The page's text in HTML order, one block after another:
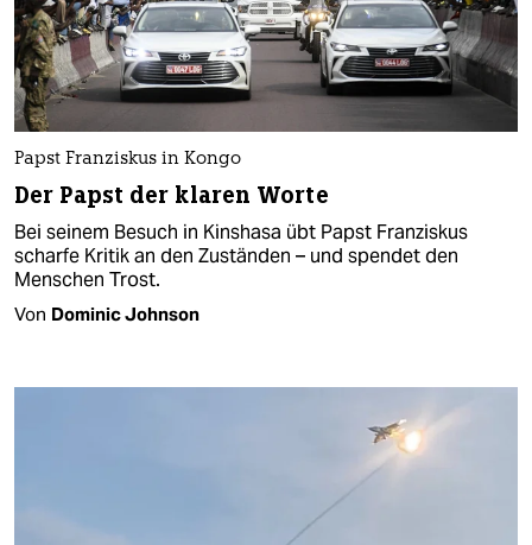
Papst Franziskus in Kongo
Der Papst der klaren Worte
Bei seinem Besuch in Kinshasa übt Papst Franziskus
scharfe Kritik an den Zuständen – und spendet den
Menschen Trost.
Von Dominic Johnson